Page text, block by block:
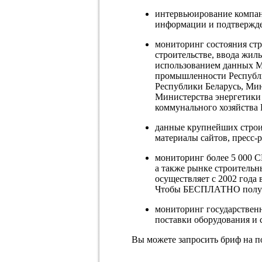
интервьюирование
информации и
мониторинг состояния
строительстве, ввода
использованием данных
промышленности
Республики Беларусь,
Министерства
коммунального
данные крупнейших
материалы сайтов, пресс-
мониторинг более 5 000
а также рынке
осуществляет с 2002
Чтобы БЕСПЛАТНО
мониторинг
поставки оборудования и
Вы можете запросить бриф на